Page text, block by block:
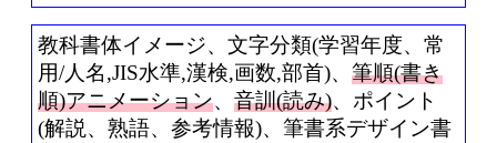
教科書体イメージ、文字分類(学習年度、常
用/人名,JIS水準,漢検,画数,部首)、 筆順(書き
順)アニメーション、 音訓(読み)、ポイント
(解説、熟語、参考情報)、筆書系デザイン書